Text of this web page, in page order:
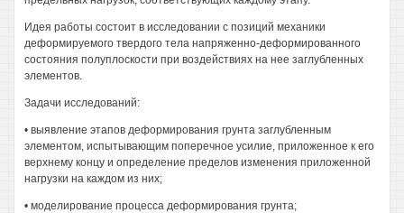
Идея работы состоит в исследовании с позиций механики
деформируемого твердого тела напряженно-деформированного
состояния полуплоскости при воздействиях на нее заглубленных
элементов.
Задачи исследований:
• выявление этапов деформирования грунта заглубленным
элементом, испытывающим поперечное усилие, приложенное к его
верхнему концу и определение пределов изменения приложенной
нагрузки на каждом из них;
• моделирование процесса деформирования грунта;